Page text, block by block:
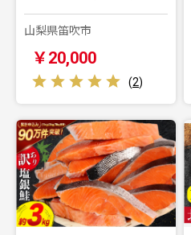
山梨県笛吹市
￥20,000
(2)